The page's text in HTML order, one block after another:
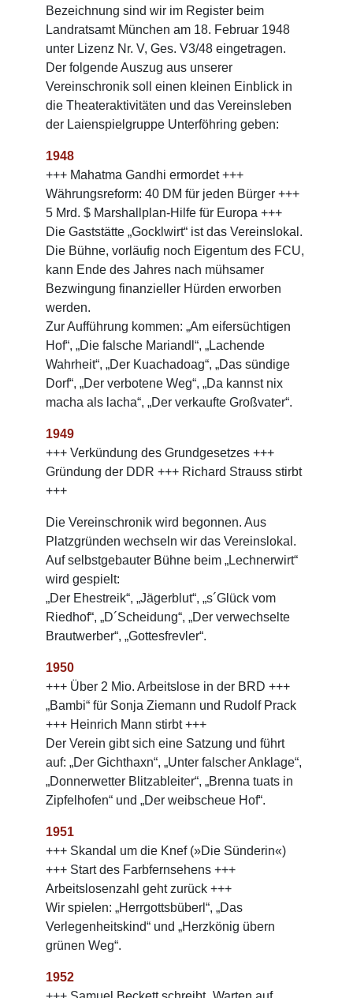
Bezeichnung sind wir im Register beim
Landratsamt München am 18. Februar 1948
unter Lizenz Nr. V, Ges. V3/48 eingetragen.
Der folgende Auszug aus unserer
Vereinschronik soll einen kleinen Einblick in
die Theateraktivitäten und das Vereinsleben
der Laienspielgruppe Unterföhring geben:
1948
+++ Mahatma Gandhi ermordet +++
Währungsreform: 40 DM für jeden Bürger +++
5 Mrd. $ Marshallplan-Hilfe für Europa +++
Die Gaststätte „Gocklwirt“ ist das Vereinslokal.
Die Bühne, vorläufig noch Eigentum des FCU,
kann Ende des Jahres nach mühsamer
Bezwingung finanzieller Hürden erworben
werden.
Zur Aufführung kommen: „Am eifersüchtigen
Hof“, „Die falsche Mariandl“, „Lachende
Wahrheit“, „Der Kuachadoag“, „Das sündige
Dorf“, „Der verbotene Weg“, „Da kannst nix
macha als lacha“, „Der verkaufte Großvater“.
1949
+++ Verkündung des Grundgesetzes +++
Gründung der DDR +++ Richard Strauss stirbt
+++
Die Vereinschronik wird begonnen. Aus
Platzgründen wechseln wir das Vereinslokal.
Auf selbstgebauter Bühne beim „Lechnerwirt“
wird gespielt:
„Der Ehestreik“, „Jägerblut“, „s´Glück vom
Riedhof“, „D´Scheidung“, „Der verwechselte
Brautwerber“, „Gottesfrevler“.
1950
+++ Über 2 Mio. Arbeitslose in der BRD +++
„Bambi“ für Sonja Ziemann und Rudolf Prack
+++ Heinrich Mann stirbt +++
Der Verein gibt sich eine Satzung und führt
auf: „Der Gichthaxn“, „Unter falscher Anklage“,
„Donnerwetter Blitzableiter“, „Brenna tuats in
Zipfelhofen“ und „Der weibscheue Hof“.
1951
+++ Skandal um die Knef (»Die Sünderin«)
+++ Start des Farbfernsehens +++
Arbeitslosenzahl geht zurück +++
Wir spielen: „Herrgottsbüberl“, „Das
Verlegenheitskind“ und „Herzkönig übern
grünen Weg“.
1952